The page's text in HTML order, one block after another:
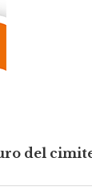
del